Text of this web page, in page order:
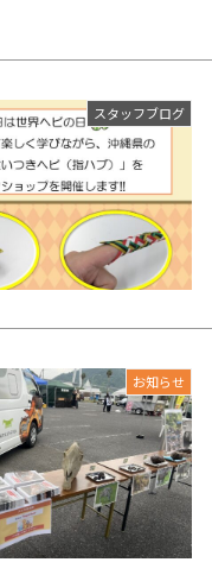
スタッフブログ
お知らせ